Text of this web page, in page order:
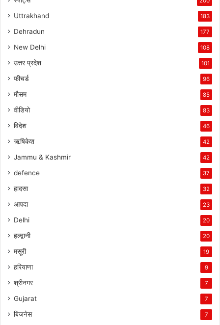
Uttrakhand 183
Dehradun 177
New Delhi 108
उत्तर प्रदेश 101
फीचर्ड 96
मौसम 85
वीडियो 83
विदेश 46
ऋषिकेश 42
Jammu & Kashmir 42
defence 37
हादसा 32
आपदा 23
Delhi 20
हल्द्वानी 20
मसूरी 19
हरियाणा 9
श्रीनगर 7
Gujarat 7
बिजनेस 7